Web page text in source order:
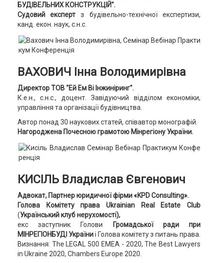
БУДІВЕЛЬНИХ КОНСТРУКЦІЙ".
Судовий експерт з будівельно-технічної експертизи,
канд. екон. наук, с.н.с.
ВАХОВИЧ Інна Володимирівна
Директор ТОВ "Ей Ем Ві Інжиніринг".
К.е.н., с.н.с., доцент. Завідуючий відділом економіки,
управління та організації будівництва.
Автор понад 30 наукових статей, співавтор монографій.
Нагороджена Почесною грамотою Мінрегіону України.
КИСІЛЬ Владислав Євгенович
Адвокат, Партнер юридичної фірми «KPD Consulting».
Голова Комітету права Ukrainian Real Estate Club
(Український клуб нерухомості),
екс заступник Голови
Громадської ради при
МІНРЕГІОНБУДІ Україниі Голова комітету з питань права.
Визнання: The LEGAL 500 EMEA - 2020, The Best Lawyers
in Ukraine 2020, Chambers Europe 2020.